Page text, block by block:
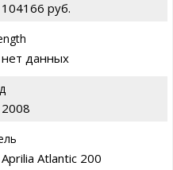
104166 руб.
нет данных
2008
Aprilia Atlantic 200